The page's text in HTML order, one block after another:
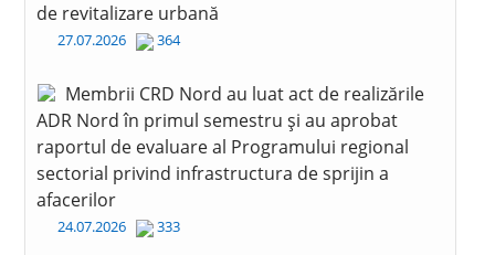
de revitalizare urbană
27.07.2026 364
Membrii CRD Nord au luat act de realizările
ADR Nord în primul semestru și au aprobat
raportul de evaluare al Programului regional
sectorial privind infrastructura de sprijin a
afacerilor
24.07.2026 333